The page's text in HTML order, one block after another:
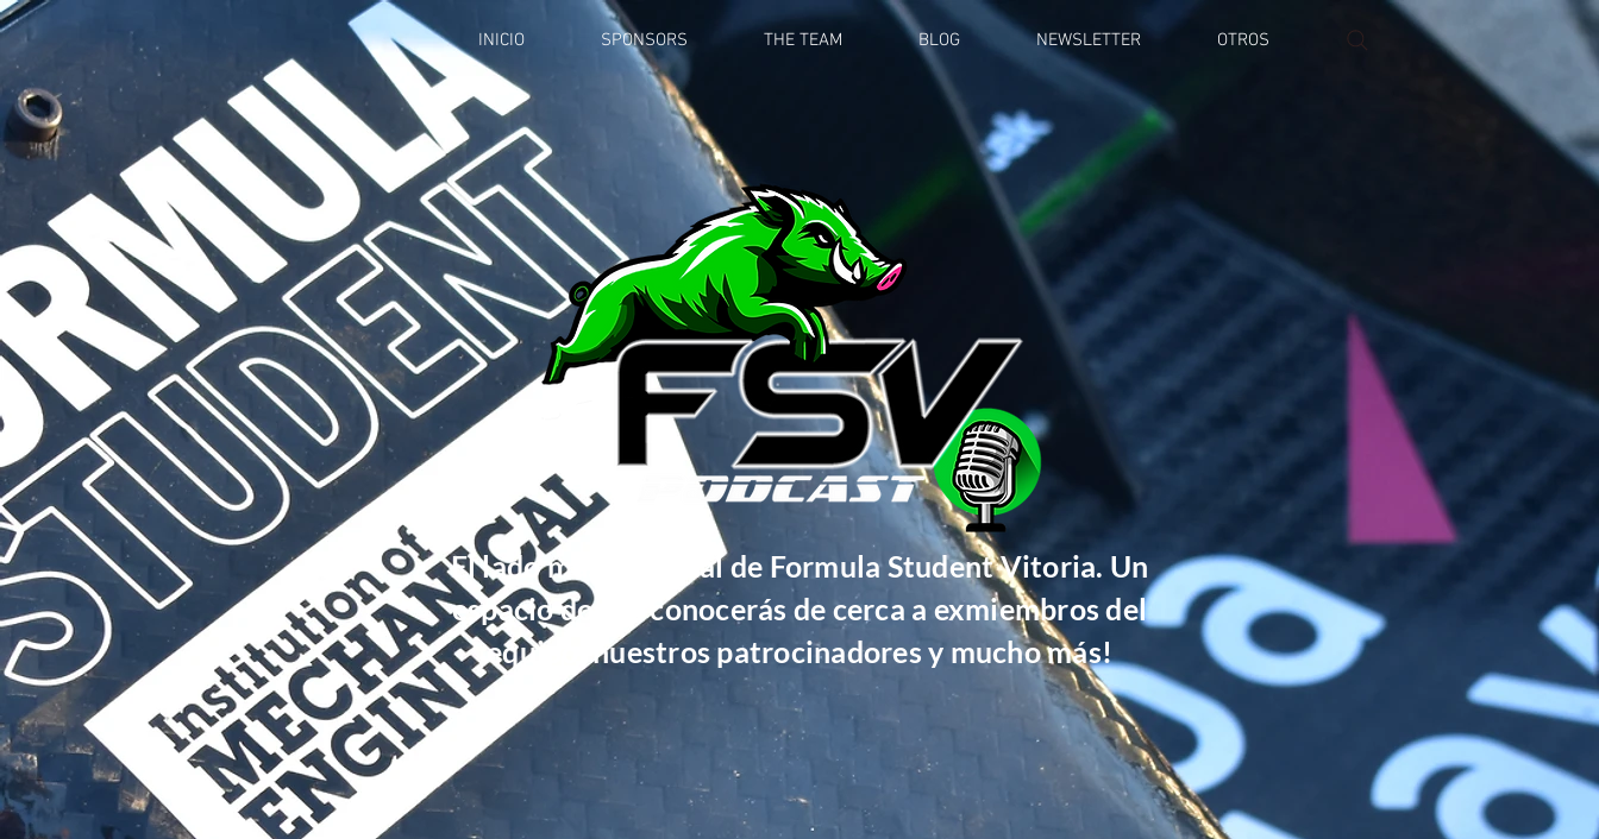
INICIO SPONSORS THE TEAM BLOG NEWSLETTER OTROS
El lado más personal de Formula Student Vitoria. Un
espacio donde conocerás de cerca a exmiembros del
equipo, nuestros patrocinadores y mucho más!